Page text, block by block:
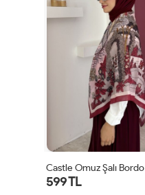
Castle Omuz Şalı Bordo
599 TL